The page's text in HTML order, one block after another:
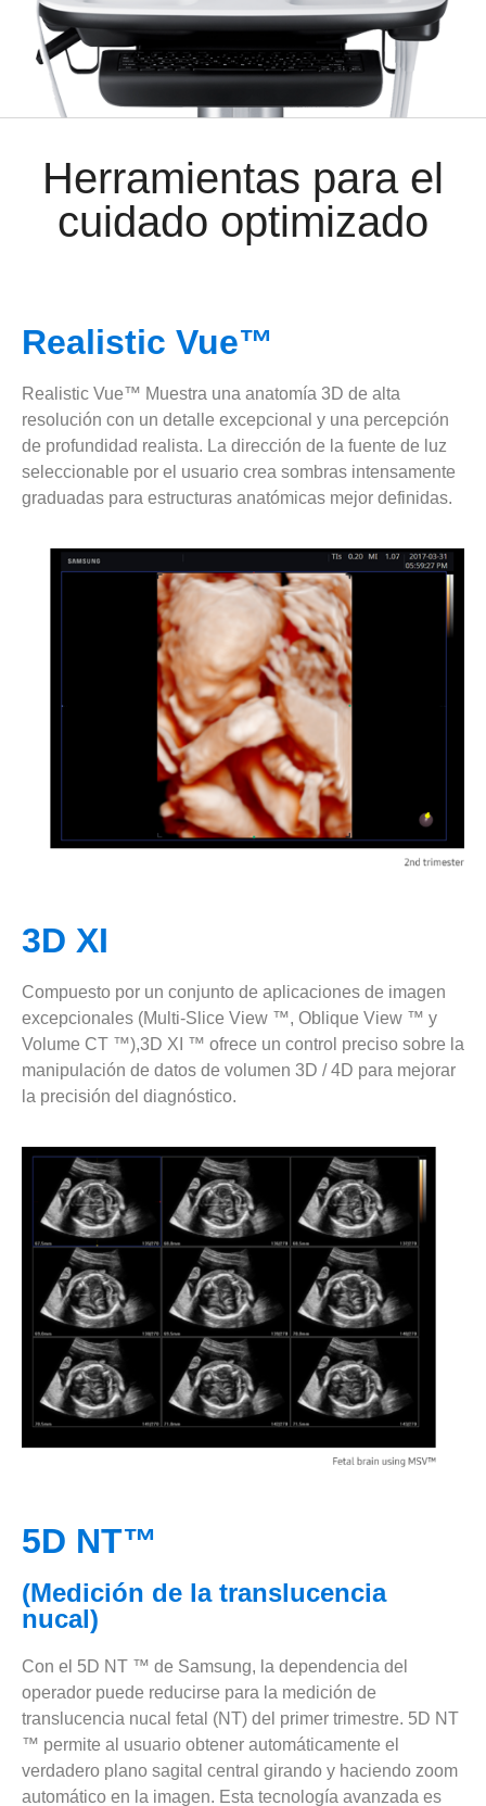
Herramientas para el
cuidado optimizado
Realistic Vue™
Realistic Vue™ Muestra una anatomía 3D de alta
resolución con un detalle excepcional y una percepción
de profundidad realista. La dirección de la fuente de luz
seleccionable por el usuario crea sombras intensamente
graduadas para estructuras anatómicas mejor definidas.
3D XI
Compuesto por un conjunto de aplicaciones de imagen
excepcionales (Multi-Slice View ™, Oblique View ™ y
Volume CT ™),3D XI ™ ofrece un control preciso sobre la
manipulación de datos de volumen 3D / 4D para mejorar
la precisión del diagnóstico.
5D NT™
(Medición de la translucencia
nucal)
Con el 5D NT ™ de Samsung, la dependencia del
operador puede reducirse para la medición de
translucencia nucal fetal (NT) del primer trimestre. 5D NT
™ permite al usuario obtener automáticamente el
verdadero plano sagital central girando y haciendo zoom
automático en la imagen. Esta tecnología avanzada es